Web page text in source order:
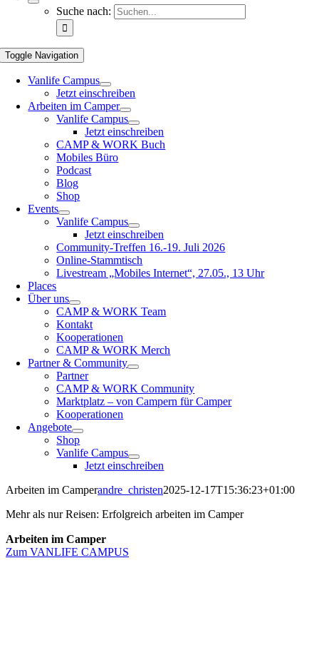
Suche nach:
Toggle Navigation
Vanlife Campus
Jetzt einschreiben
Arbeiten im Camper
Vanlife Campus
Jetzt einschreiben
CAMP & WORK Buch
Mobiles Büro
Podcast
Blog
Shop
Events
Vanlife Campus
Jetzt einschreiben
Community-Treffen 16.-19. Juli 2026
Online-Stammtisch
Livestream „Mobiles Internet“, 27.05., 13 Uhr
Places
Über uns
CAMP & WORK Team
Kontakt
Kooperationen
CAMP & WORK Merch
Partner & Community
Partner
CAMP & WORK Community
Marktplatz – von Campern für Camper
Kooperationen
Angebote
Shop
Vanlife Campus
Jetzt einschreiben
Arbeiten im Camperandre_christen2025-12-17T15:36:23+01:00
Mehr als nur Reisen: Erfolgreich arbeiten im Camper
Arbeiten im Camper
Zum VANLIFE CAMPUS